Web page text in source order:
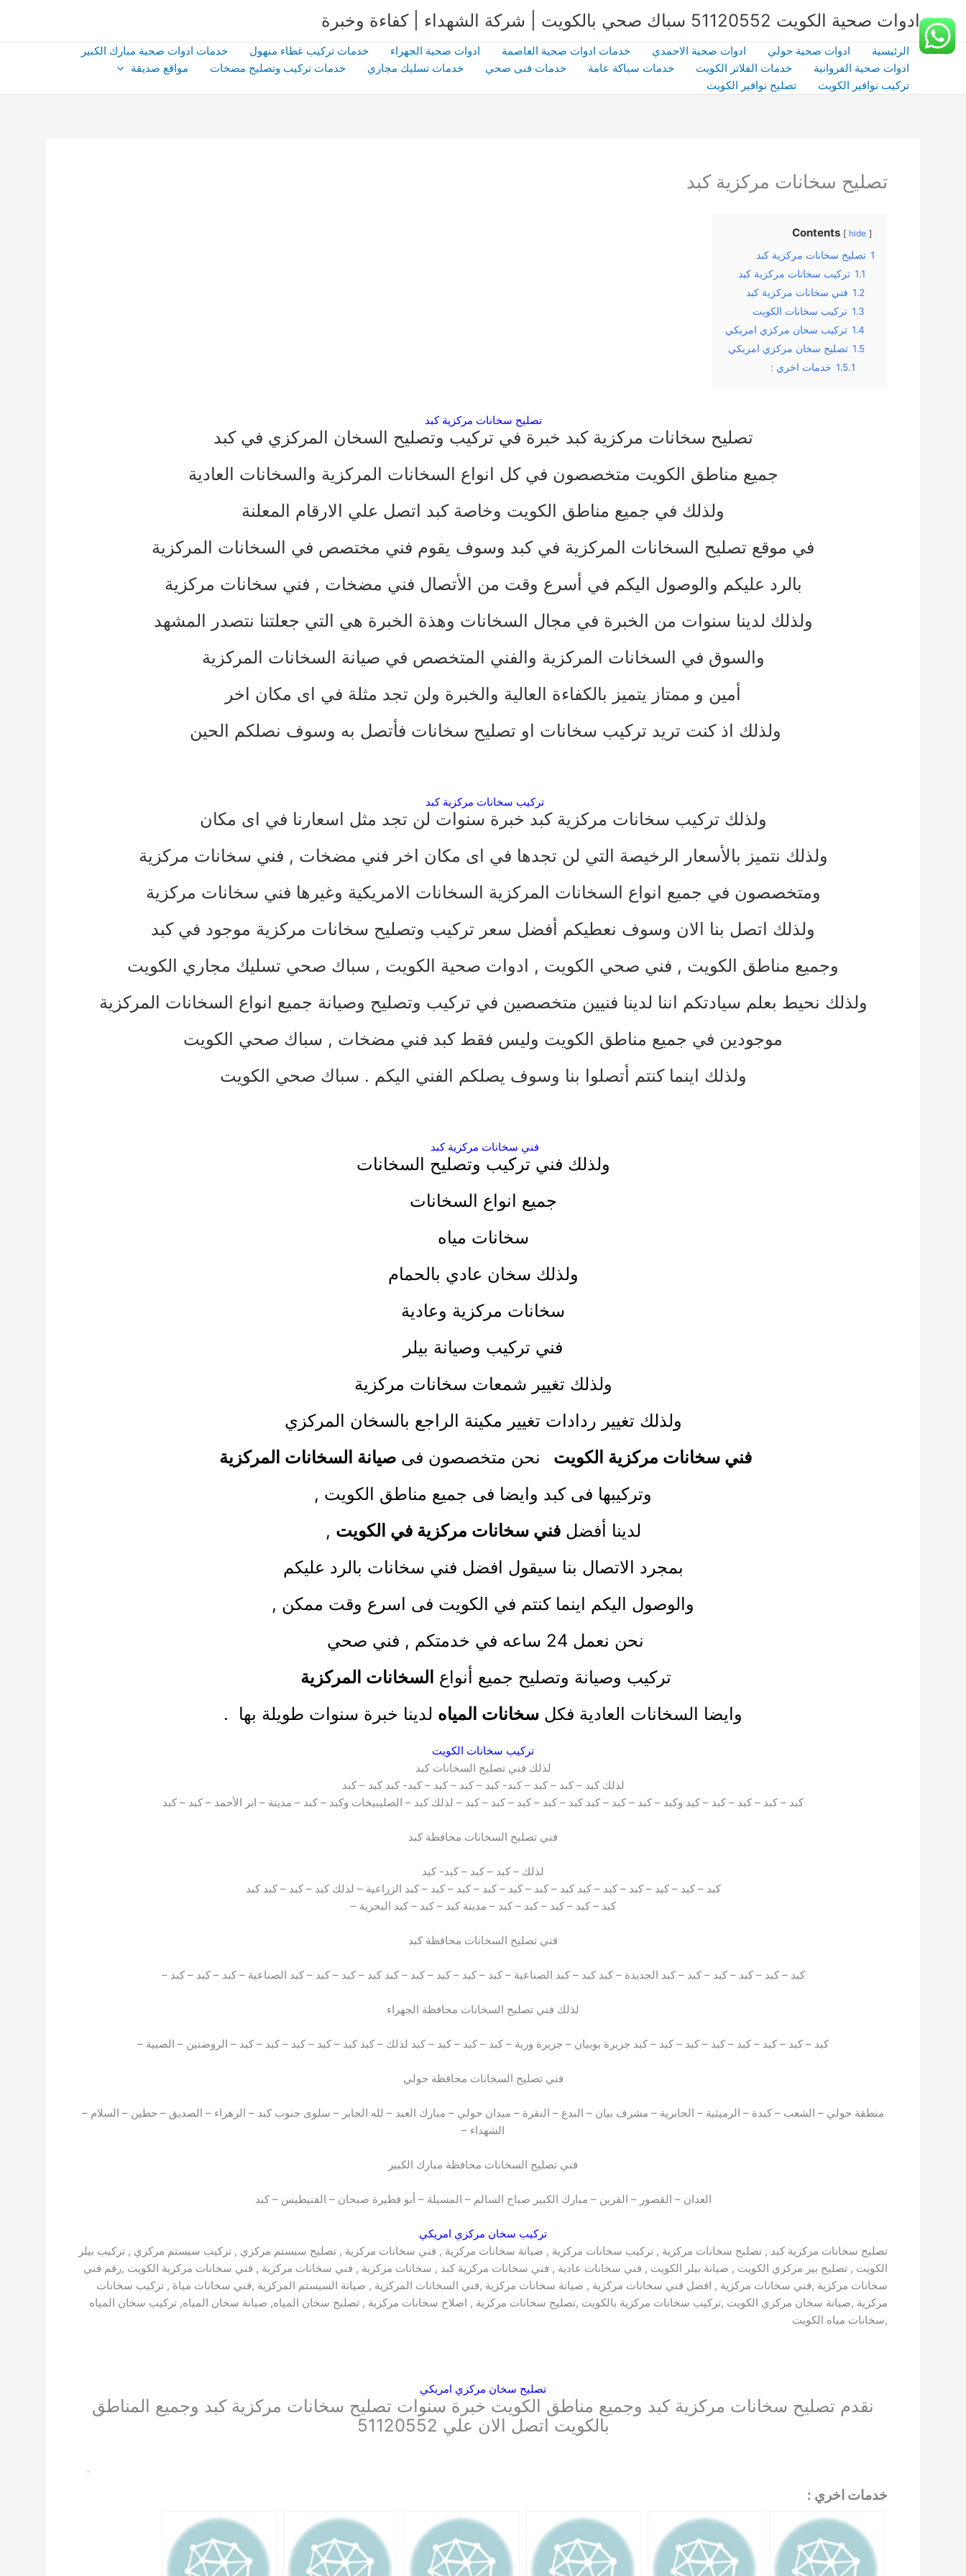
إلى
المحتوى
ادوات صحية الكويت 51120552 سباك صحي بالكويت | شركة الشهداء | كفاءة وخبرة
الرئيسية ادوات صحية حولي ادوات صحية الاحمدي خدمات ادوات صحية العاصمة ادوات صحية الجهراء خدمات تركيب غطاء منهول
خدمات ادوات صحية مبارك الكبير
ادوات صحية الفروانية
خدمات الفلاتر الكويت خدمات سباكة عامة خدمات فنى صحي خدمات تسليك مجاري خدمات تركيب وتصليح مضخات
مواقع صديقة
تركيب نوافير الكويت
تصليح نوافير الكويت
تصليح سخانات مركزية كبد
Contents hide
1 تصليح سخانات مركزية كبد
1.1 تركيب سخانات مركزية كبد
1.2 فني سخانات مركزية كبد
1.3 تركيب سخانات الكويت
1.4 تركيب سخان مركزي امريكي
1.5 تصليح سخان مركزي امريكي
1.5.1 خدمات اخري :
تصليح سخانات مركزية كبد
تصليح سخانات مركزية كبد خبرة في تركيب وتصليح السخان المركزي في كبد
جميع مناطق الكويت متخصصون في كل انواع السخانات المركزية والسخانات العادية
ولذلك في جميع مناطق الكويت وخاصة كبد اتصل علي الارقام المعلنة
في موقع تصليح السخانات المركزية في كبد وسوف يقوم فني مختصص في السخانات المركزية
بالرد عليكم والوصول اليكم في أسرع وقت من الأتصال فني مضخات , فني سخانات مركزية
ولذلك لدينا سنوات من الخبرة في مجال السخانات وهذة الخبرة هي التي جعلتنا نتصدر المشهد
والسوق في السخانات المركزية والفني المتخصص في صيانة السخانات المركزية
أمين و ممتاز يتميز بالكفاءة العالية والخبرة ولن تجد مثلة في اى مكان اخر
ولذلك اذ كنت تريد تركيب سخانات او تصليح سخانات فأتصل به وسوف نصلكم الحين
تركيب سخانات مركزية كبد
ولذلك تركيب سخانات مركزية كبد خبرة سنوات لن تجد مثل اسعارنا في اى مكان
ولذلك نتميز بالأسعار الرخيصة التي لن تجدها في اى مكان اخر فني مضخات , فني سخانات مركزية
ومتخصصون في جميع انواع السخانات المركزية السخانات الامريكية وغيرها فني سخانات مركزية
ولذلك اتصل بنا الان وسوف نعطيكم أفضل سعر تركيب وتصليح سخانات مركزية موجود في كبد
وجميع مناطق الكويت , فني صحي الكويت , ادوات صحية الكويت , سباك صحي تسليك مجاري الكويت
ولذلك نحيط بعلم سيادتكم اننا لدينا فنيين متخصصين في تركيب وتصليح وصيانة جميع انواع السخانات المركزية
موجودين في جميع مناطق الكويت وليس فقط كبد فني مضخات , سباك صحي الكويت
ولذلك اينما كنتم أتصلوا بنا وسوف يصلكم الفني اليكم . سباك صحي الكويت
فني سخانات مركزية كبد
ولذلك فني تركيب وتصليح السخانات
جميع انواع السخانات
سخانات مياه
ولذلك سخان عادي بالحمام
سخانات مركزية وعادية
فني تركيب وصيانة بيلر
ولذلك تغيير شمعات سخانات مركزية
ولذلك تغيير ردادات تغيير مكينة الراجع بالسخان المركزي
فني سخانات مركزية الكويت
نحن متخصصون فى صيانة السخانات المركزية
وتركيبها فى كبد وايضا فى جميع مناطق الكويت ,
لدينا أفضلفني سخانات مركزية في الكويت ,
بمجرد الاتصال بنا سيقول افضل فني سخانات بالرد عليكم
والوصول اليكم اينما كنتم في الكويت فى اسرع وقت ممكن ,
نحن نعمل 24 ساعه في خدمتكم ,
فني صحي
تركيب وصيانة وتصليح جميع أنواع السخانات المركزية
وايضا السخانات العادية فكل سخانات المياه لدينا خبرة سنوات طويلة بها .
تركيب سخانات الكويت
لذلك فني تصليح السخانات كبد
لذلك كبد – كبد – كبد – كبد- كبد – كبد – كبد – كبد- كبد كبد – كبد
كبد – كبد – كبد – كبد – كبد وكبد – كبد – كبد – كبد كبد – كبد – كبد – كبد – كبد – لذلك كبد – الصليبيخات وكبد – كبد – مدينة – ابر الأحمد – كبد – كبد
فني تصليح السخانات محافظة كبد
لذلك – كبد – كبد – كبد- كبد
كبد – كبد – كبد – كبد – كبد – كبد كبد – كبد – كبد – كبد – كبد – كبد – كبد الزراعية – لذلك كبد – كبد – كبد كبد
كبد – كبد – كبد – كبد – كبد – مدينة كبد – كبد – كبد البحرية –
فني تصليح السخانات محافظة كبد
كبد – كبد – كبد – كبد – كبد – كبد الجديدة – كبد كبد – كبد الصناعية – كبد – كبد – كبد – كبد – كبد كبد – كبد – كبد – كبد الصناعية – كبد – كبد – كبد –
لذلك فني تصليح السخانات محافظة الجهراء
كبد – كبد – كبد – كبد – كبد – كبد – كبد – كبد جزيرة بوبيان – جزيرة وربة – كبد – كبد – كبد – كبد لذلك – كبد كبد – كبد – كبد – كبد – كبد – الروضتين – الصبية –
فني تصليح السخانات محافظة حولي
منطقة حولي – الشعب – كبدة – الرميثية – الجابرية – مشرف بيان – البدع – النقرة – ميدان حولي – مبارك العبد – لله الجابر – سلوى جنوب كبد – الزهراء – الصديق – حطين – السلام –
الشهداء –
فني تصليح السخانات محافظة مبارك الكبير
العدان – القصور – القرين – مبارك الكبير صباح السالم – المسيلة – أبو فطيرة صبحان – الفنيطيس – كبد
تركيب سخان مركزي امريكي
تصليح سخانات مركزية كبد , تصليح سخانات مركزية , تركيب سخانات مركزية , صيانة سخانات مركزية , فني سخانات مركزية , تصليح سيستم مركزي , تركيب سيستم مركزي , تركيب بيلر
الكويت , تصليح بير مركزي الكويت , صيانة بيلر الكويت , فني سخانات عادية , فني سخانات مركزية كبد , سخانات مركزية , فني سخانات مركزية , فني سخانات مركزية الكويت ,رقم فني
سخانات مركزية ,فني سخانات مركزية , افضل فني سخانات مركزية , صيانة سخانات مركزية ,فني السخانات المركزية , صيانة السيستم المركزية ,فني سخانات مياة , تركيب سخانات
مركزية ,صيانة سخان مركزي الكويت ,تركيب سخانات مركزية بالكويت ,تصليح سخانات مركزية , اصلاح سخانات مركزية , تصليح سخان المياه, صيانة سخان المياه, تركيب سخان المياه
,سخانات مياه الكويت
تصليح سخان مركزي امريكي
نقدم تصليح سخانات مركزية كبد وجميع مناطق الكويت خبرة سنوات تصليح سخانات مركزية كبد وجميع المناطق
بالكويت اتصل الان علي 51120552
.
خدمات اخري :